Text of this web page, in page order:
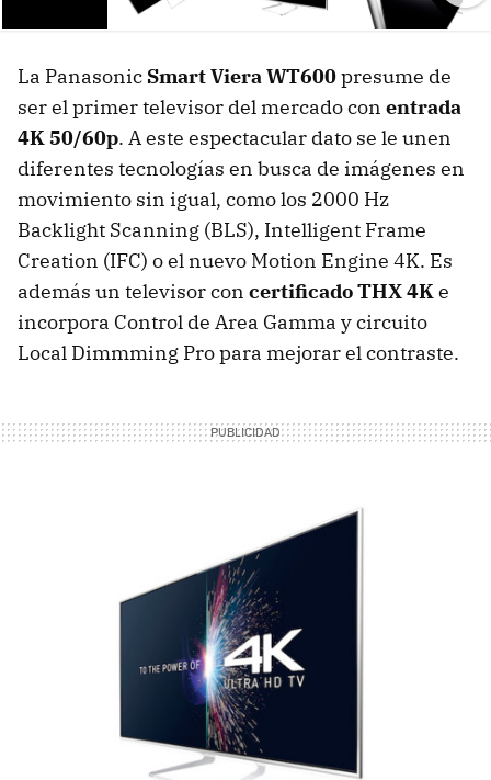
La Panasonic Smart Viera WT600presume de
ser el primer televisor del mercado con entrada
4K 50/60p. A este espectacular dato se le unen
diferentes tecnologías en busca de imágenes en
movimiento sin igual, como los 2000 Hz
Backlight Scanning (BLS), Intelligent Frame
Creation (IFC) o el nuevo Motion Engine 4K. Es
además un televisor con certificadoTHX4Ke
incorpora Control de Area Gamma y circuito
Local Dimmming Pro para mejorar el contraste.